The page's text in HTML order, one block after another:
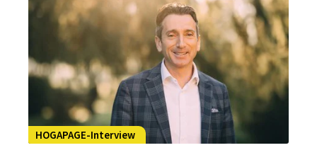
absolvieren und im Campus Hotel Hertenstein
wohnen. Im exklusiven HOGAPAGE-Interview gibt
Managing Director Tim Moitzi einen Einblick, wie
die italienischen Spielerinnen hier residieren
werden.
HOGAPAGE-Interview